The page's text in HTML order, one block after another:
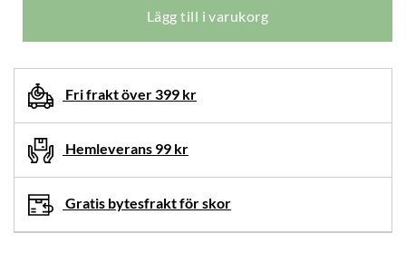
Lägg till i varukorg
Fri frakt över 399 kr
Hemleverans 99 kr
Gratis bytesfrakt för skor